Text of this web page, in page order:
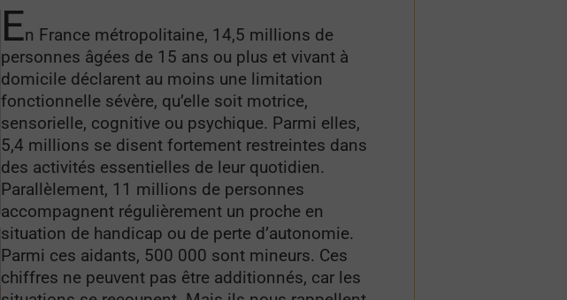
En France métropolitaine, 14,5 millions de
personnes âgées de 15 ans ou plus et vivant à
domicile déclarent au moins une limitation
fonctionnelle sévère, qu’elle soit motrice,
sensorielle, cognitive ou psychique. Parmi elles,
5,4 millions se disent fortement restreintes dans
des activités essentielles de leur quotidien.
Parallèlement, 11 millions de personnes
accompagnent régulièrement un proche en
situation de handicap ou de perte d’autonomie.
Parmi ces aidants, 500 000 sont mineurs. Ces
chiffres ne peuvent pas être additionnés, car les